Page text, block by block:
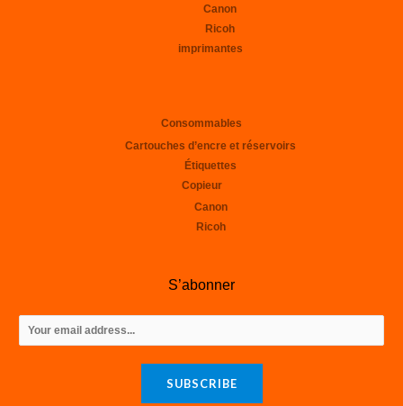
Canon
Ricoh
imprimantes
Consommables
Cartouches d’encre et réservoirs
Étiquettes
Copieur
Canon
Ricoh
S’abonner
m
SUBSCRIBE